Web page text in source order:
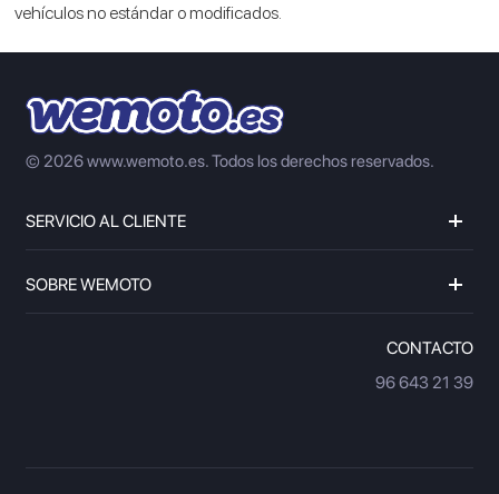
vehículos no estándar o modificados.
© 2026 www.wemoto.es.Todos los derechos reservados.
SERVICIO AL CLIENTE
SOBRE WEMOTO
CONTACTO
96 643 21 39